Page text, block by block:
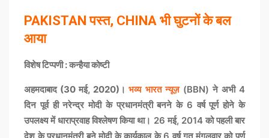
PAKISTAN पस्त, CHINA भी घुटनों के बल
आया
विशेष टिप्पणी : कन्हैया कोष्टी
अहमदाबाद (30 मई, 2020)।भव्य भारत न्यूज़(BBN) ने अभी 4
दिन पूर्व ही नरेन्द्र मोदी के प्रधानमंत्री बनने के 6 वर्ष पूर्ण होने के
उपलक्ष्य में धाराप्रवाह विश्लेषण किया था। 26 मई, 2014 को पहली बार